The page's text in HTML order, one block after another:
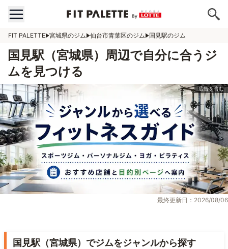
FIT PALETTE 宮城県のジム 仙台市青葉区のジム 国見駅のジム
国見駅（宮城県）周辺で自分に合うジ
ムを見つける
最終更新日：2026/08/06
国見駅（宮城県）でジムをジャンルから探す